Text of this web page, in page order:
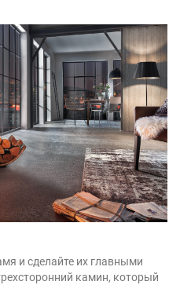
и сделайте их главными
камин, который